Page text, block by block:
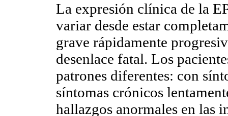
La expresión clínica de la
variar desde estar
grave rápidamente
desenlace fatal. Los
patrones diferentes: con
síntomas crónicos
hallazgos anormales en las